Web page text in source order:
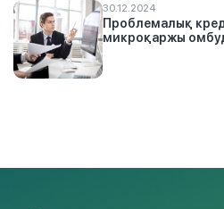
30.12.2024
Проблемалық
микроқаржы